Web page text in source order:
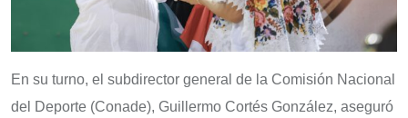
En su turno, el subdirector general de la Comisión Nacional
del Deporte (Conade), Guillermo Cortés González, aseguró